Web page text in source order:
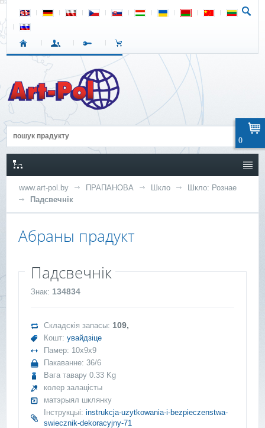
www.art-pol.by ПРАПАНОВА Шкло
Шкло: Рознае
Падсвечнік
Абраны прадукт
Падсвечнік
Знак: 134834
Складскія запасы: 109,
Кошт:увайдзіце
Памер: 10x9x9
Пакаванне: 36/6
Вага тавару 0.33 Kg
колер залацісты
матэрыял шклянку
Інструкцыі:instrukcja-uzytkowania-i-bezpieczenstwa-
swiecznik-dekoracyjny-71
0